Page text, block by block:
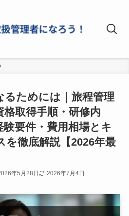
るためには｜旅程管理
格取得手順・研修内
験要件・費用相場とキ
を徹底解説【2026年最
年5月28日 2026年7月4日